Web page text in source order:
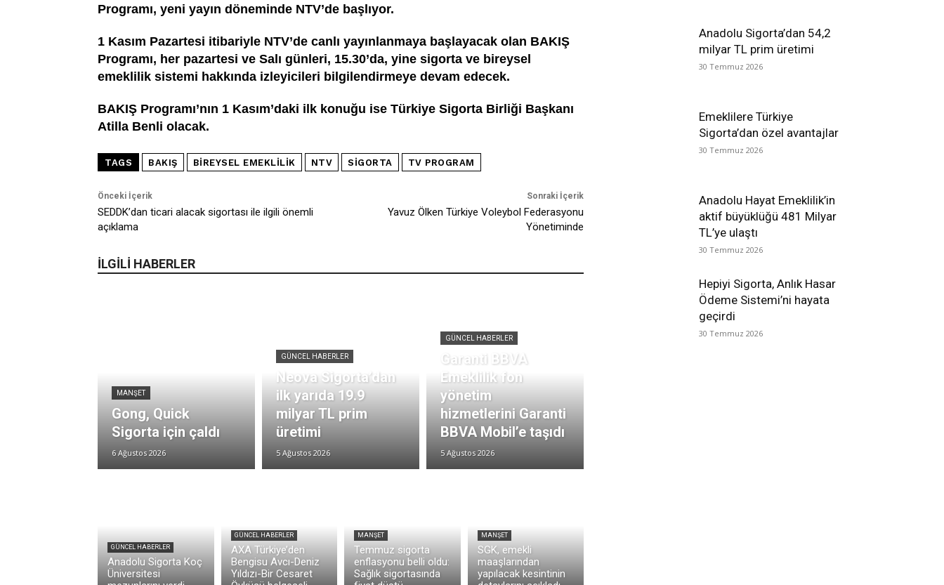
Anadolu Sigorta’dan 54,2
milyar TL prim üretimi
30 Temmuz 2026
Emeklilere Türkiye
Sigorta’dan özel avantajlar
30 Temmuz 2026
Anadolu Hayat Emeklilik’in
aktif büyüklüğü 481 Milyar
TL’ye ulaştı
30 Temmuz 2026
Hepiyi Sigorta, Anlık Hasar
Ödeme Sistemi’ni hayata
geçirdi
30 Temmuz 2026
Programı, yeni yayın döneminde NTV’de başlıyor.
1 Kasım Pazartesi itibariyle NTV’de canlı yayınlanmaya başlayacak olan BAKIŞ
Programı, her pazartesi ve Salı günleri, 15.30’da, yine sigorta ve bireysel
emeklilik sistemi hakkında izleyicileri bilgilendirmeye devam edecek.
BAKIŞ Programı’nın 1 Kasım’daki ilk konuğu ise Türkiye Sigorta Birliği Başkanı
Atilla Benli olacak.
TAGS BAKIŞ BIREYSEL EMEKLILIK NTV SIGORTA TV PROGRAM
Önceki İçerik
SEDDK’dan ticari alacak sigortası ile ilgili önemli
açıklama
Sonraki İçerik
Yavuz Ölken Türkiye Voleybol Federasyonu
Yönetiminde
İLGİLİ HABERLER
MANŞET
Gong, Quick
Sigorta için çaldı
6 Ağustos 2026
GÜNCEL HABERLER
Neova Sigorta’dan
ilk yarıda 19.9
milyar TL prim
üretimi
5 Ağustos 2026
GÜNCEL HABERLER
Garanti BBVA
Emeklilik fon
yönetim
hizmetlerini Garanti
BBVA Mobil’e taşıdı
5 Ağustos 2026
GÜNCEL HABERLER
Anadolu Sigorta Koç
Üniversitesi
GÜNCEL HABERLER
AXA Türkiye’den
Bengisu Avcı-Deniz
Yıldızı-Bir Cesaret
MANŞET
Temmuz sigorta
enflasyonu belli oldu:
Sağlık sigortasında
MANŞET
SGK, emekli
maaşlarından
yapılacak kesintinin